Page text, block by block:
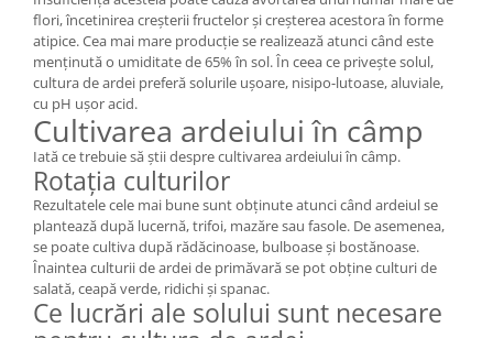
flori, încetinirea creșterii fructelor și creșterea acestora în forme
atipice. Cea mai mare producție se realizează atunci când este
menținută o umiditate de 65% în sol. În ceea ce privește solul,
cultura de ardei preferă solurile ușoare, nisipo-lutoase, aluviale,
cu pH ușor acid.
Cultivarea ardeiului în câmp
Iată ce trebuie să știi despre cultivarea ardeiului în câmp.
Rotația culturilor
Rezultatele cele mai bune sunt obținute atunci când ardeiul se
plantează după lucernă, trifoi, mazăre sau fasole. De asemenea,
se poate cultiva după rădăcinoase, bulboase și bostănoase.
Înaintea culturii de ardei de primăvară se pot obține culturi de
salată, ceapă verde, ridichi și spanac.
Ce lucrări ale solului sunt necesare